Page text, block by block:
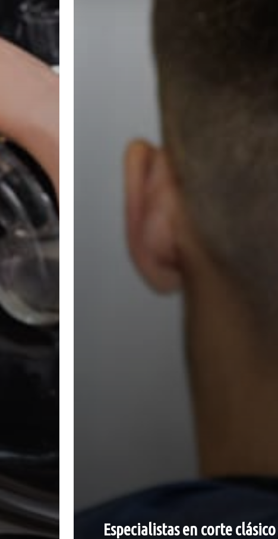
Especialistas en corte